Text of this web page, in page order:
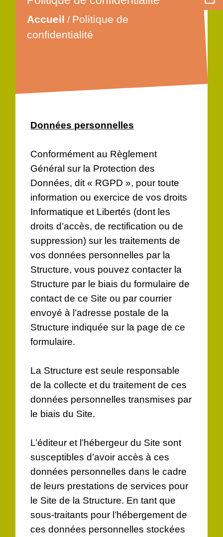
Accueil / Politique de
confidentialité
Données personnelles
Conformément au Règlement
Général sur la Protection des
Données, dit « RGPD », pour toute
information ou exercice de vos droits
Informatique et Libertés (dont les
droits d’accès, de rectification ou de
suppression) sur les traitements de
vos données personnelles par la
Structure, vous pouvez contacter la
Structure par le biais du formulaire de
contact de ce Site ou par courrier
envoyé à l’adresse postale de la
Structure indiquée sur la page de ce
formulaire.
La Structure est seule responsable
de la collecte et du traitement de ces
données personnelles transmises par
le biais du Site.
L’éditeur et l’hébergeur du Site sont
susceptibles d’avoir accès à ces
données personnelles dans le cadre
de leurs prestations de services pour
le Site de la Structure. En tant que
sous-traitants pour l’hébergement de
ces données personnelles stockées